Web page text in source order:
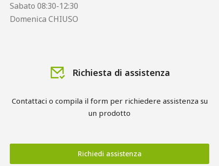
Sabato 08:30-12:30
Domenica CHIUSO
Richiesta di assistenza
Contattaci o compila il form per richiedere assistenza su
un prodotto
Richiedi assistenza